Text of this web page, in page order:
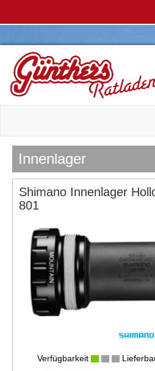
Innenlager
Shimano Innenlager
801
Verfügbarkeit